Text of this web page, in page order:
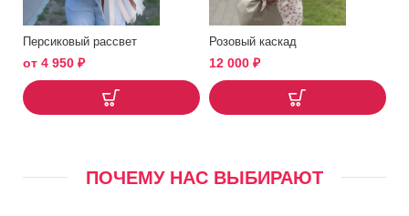
Персиковый рассвет
от 4 950 ₽
Розовый каскад
12 000 ₽
ПОЧЕМУ НАС ВЫБИРАЮТ